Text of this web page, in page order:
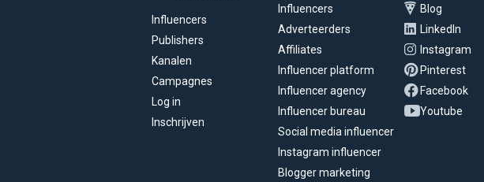
Influencers
Publishers
Kanalen
Campagnes
Log in
Inschrijven
Influencers
Adverteerders
Affiliates
Influencer platform
Influencer agency
Influencer bureau
Social media influencer
Instagram influencer
Blogger marketing
Blog
LinkedIn
Instagram
Pinterest
Facebook
Youtube